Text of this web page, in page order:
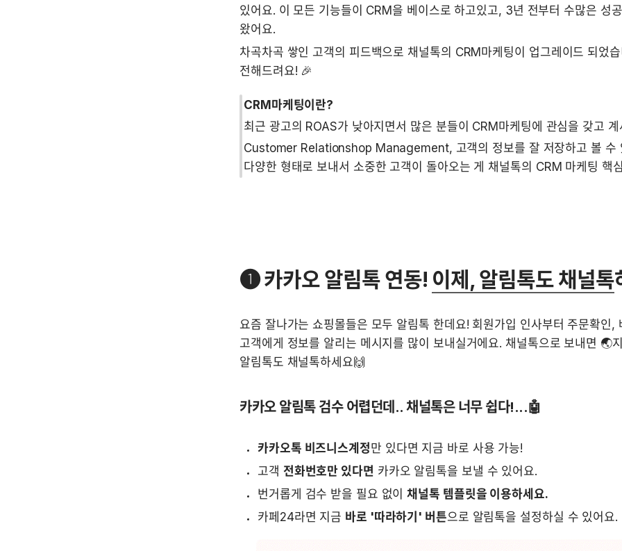
있어요. 이 모든 기능들이 CRM을 베이스로 하고있고, 3년 전부터 수많은 성
왔어요.
차곡차곡 쌓인 고객의 피드백으로 채널톡의 CRM마케팅이 업그레이드 되었
전해드려요! 🎉
CRM마케팅이란?
최근 광고의 ROAS가 낮아지면서 많은 분들이 CRM마케팅에 관심을 갖고
Customer Relationshop Management, 고객의 정보를 잘 저장하고 볼 수
다양한 형태로 보내서 소중한 고객이 돌아오는 게 채널톡의 CRM 마케팅 핵
➊ 카카오 알림톡 연동! 이제, 알림톡도 채널톡
요즘 잘나가는 쇼핑몰들은 모두 알림톡 한데요! 회원가입 인사부터 주문확인,
고객에게 정보를 알리는 메시지를 많이 보내실거에요. 채널톡으로 보내면 🌏
카카오 알림톡 검수 어렵던데.. 채널톡은 너무 쉽다!...🤖
카카오톡 비즈니스계정만 있다면 지금 바로 사용 가능!
고객 전화번호만 있다면 카카오 알림톡을 보낼 수 있어요.
번거롭게 검수 받을 필요 없이 채널톡 템플릿을 이용하세요.
카페24라면 지금 바로 '따라하기' 버튼으로 알림톡을 설정하실 수 있어요.